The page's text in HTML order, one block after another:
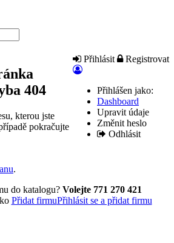
Přihlásit Registrovat
Přihlášen jako:
Dashboard
Upravit údaje
Změnit heslo
Odhlásit
404
kterou jste
pokračujte
.
do katalogu? Volejte 771 270 421
Přidat firmuPřihlásit se a přidat firmu